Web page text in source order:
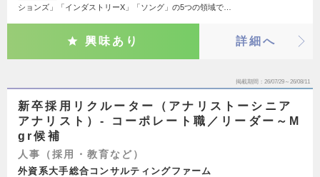
ションズ」「インダストリーX」「ソング」の5つの領域で…
興味あり 詳細へ
掲載期間 26/07/29～26/08/11
新卒採用リクルーター（アナリストーシニア
アナリスト）- コーポレート職／リーダー～M
gr候補
人事（採用・教育など）
外資系大手総合コンサルティングファーム